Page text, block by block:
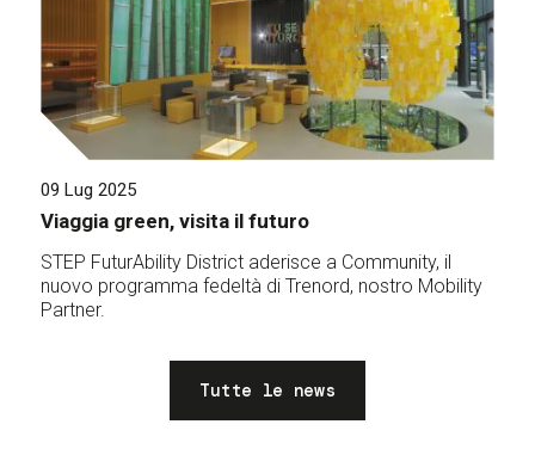
09 Lug 2025
Viaggia green, visita il futuro
STEP FuturAbility District aderisce a Community, il
nuovo programma fedeltà di Trenord, nostro Mobility
Partner.
Tutte le news